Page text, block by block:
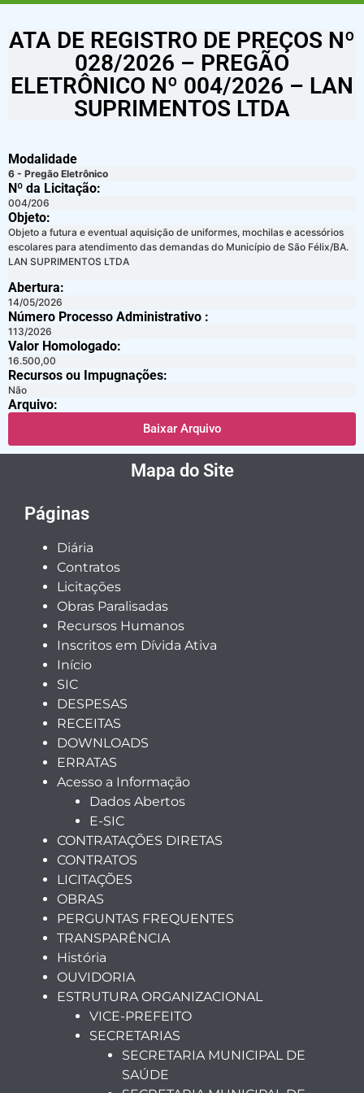
ATA DE REGISTRO DE PREÇOS Nº
028/2026 – PREGÃO
ELETRÔNICO Nº 004/2026 – LAN
SUPRIMENTOS LTDA
Modalidade
6 - Pregão Eletrônico
Nº da Licitação: ​​
004/206
Objeto:
Objeto a futura e eventual aquisição de uniformes, mochilas e acessórios
escolares para atendimento das demandas do Município de São Félix/BA.
LAN SUPRIMENTOS LTDA
Abertura:
14/05/2026
Número Processo Administrativo :
113/2026
Valor Homologado: ​
16.500,00
Recursos ou Impugnações: ​
Não
Arquivo:
Baixar Arquivo
Mapa do Site
Páginas
Diária
Contratos
Licitações
Obras Paralisadas
Recursos Humanos
Inscritos em Dívida Ativa
Início
SIC
DESPESAS
RECEITAS
DOWNLOADS
ERRATAS
Acesso a Informação
Dados Abertos
E-SIC
CONTRATAÇÕES DIRETAS
CONTRATOS
LICITAÇÕES
OBRAS
PERGUNTAS FREQUENTES
TRANSPARÊNCIA
História
OUVIDORIA
ESTRUTURA ORGANIZACIONAL
VICE-PREFEITO
SECRETARIAS
SECRETARIA MUNICIPAL DE
SAÚDE